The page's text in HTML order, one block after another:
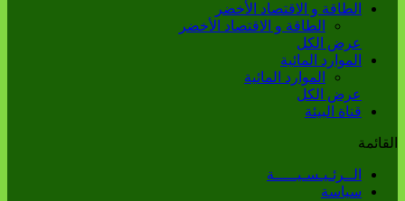
الطاقة و الاقتصاد الأخضر
الطاقة و الاقتصاد الأخضر
عرض الكل
الموارد المائية
الموارد المائية
عرض الكل
قناة البيئة
القائمة
الــرئـيـسـيـــــة
سياسة